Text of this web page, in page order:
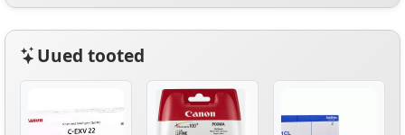
Uued tooted